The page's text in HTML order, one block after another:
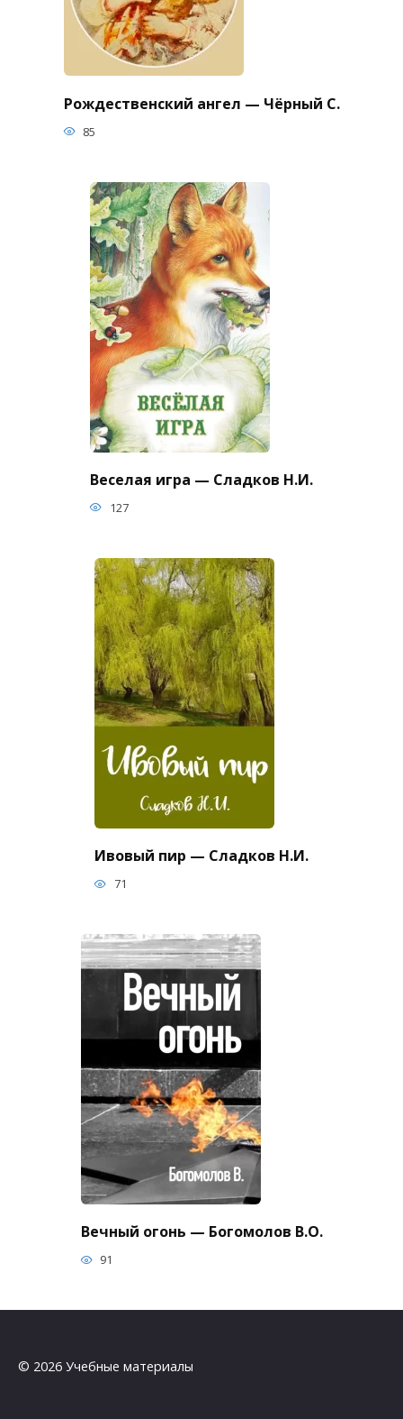
Рождественский ангел — Чёрный С.
85
Веселая игра — Сладков Н.И.
127
Ивовый пир — Сладков Н.И.
71
Вечный огонь — Богомолов В.О.
91
© 2026 Учебные материалы